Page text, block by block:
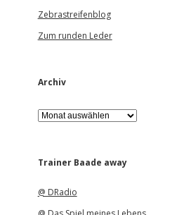
Zebrastreifenblog
Zum runden Leder
Archiv
A
r
iTrainer Baade away
@ DRadio